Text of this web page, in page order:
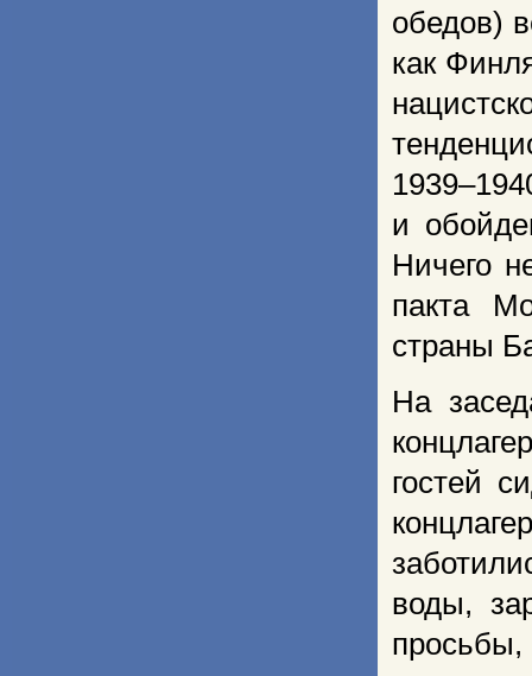
обедов)
как
и
Ничего
пакта
страны
На
гостей
воды,
просьбы,